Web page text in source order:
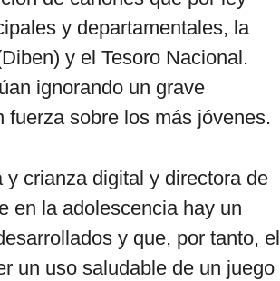
y departamentales, la
y el Tesoro Nacional.
ignorando un grave
sobre los más jóvenes.
crianza digital y directora de
en la adolescencia hay un
y que, por tanto, el
un uso saludable de un juego